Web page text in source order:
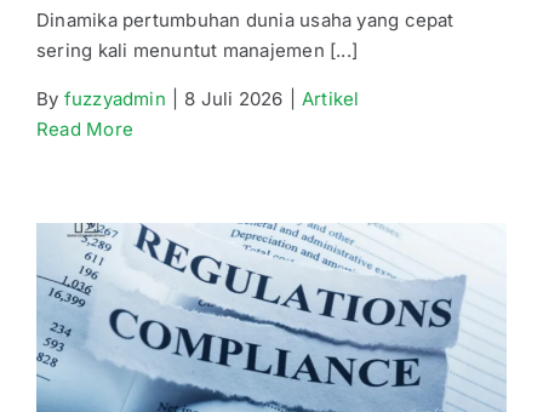
Dinamika pertumbuhan dunia usaha yang cepat
sering kali menuntut manajemen [...]
By fuzzyadmin 8 Juli 2026
Artikel
Read More